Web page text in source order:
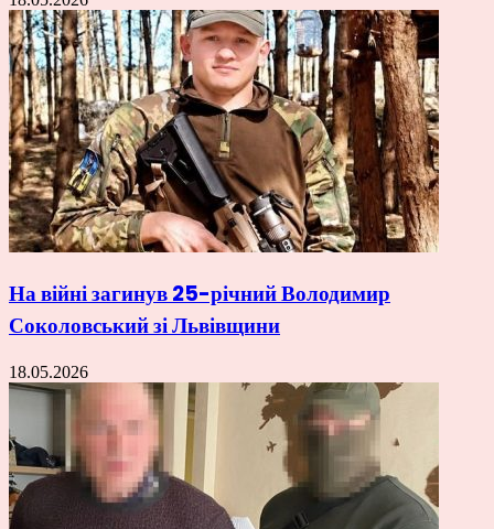
На війні загинув 25-річний Володимир
Соколовський зі Львівщини
18.05.2026